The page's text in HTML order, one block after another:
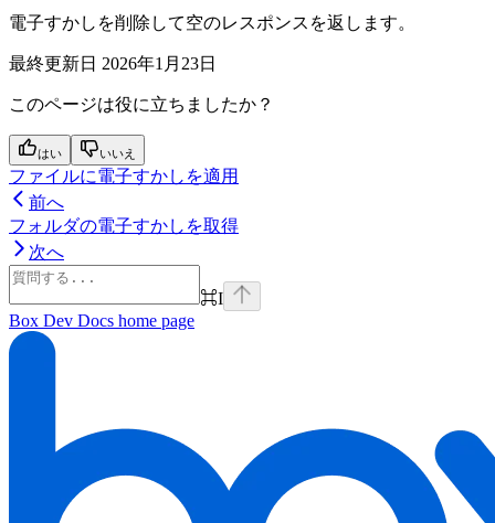
電子すかしを削除して空のレスポンスを返します。
最終更新日 2026年1月23日
このページは役に立ちましたか？
はい いいえ
ファイルに電子すかしを適用
前へ
フォルダの電子すかしを取得
次へ
⌘I
Box Dev Docs home page